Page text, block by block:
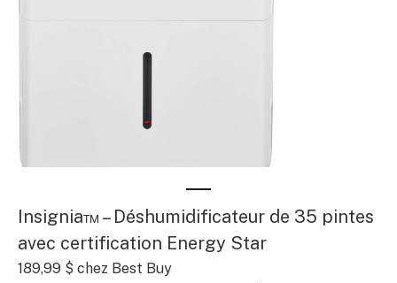
Insignia™ – Déshumidificateur de 35 pintes
avec certification Energy Star
189,99 $ chez Best Buy